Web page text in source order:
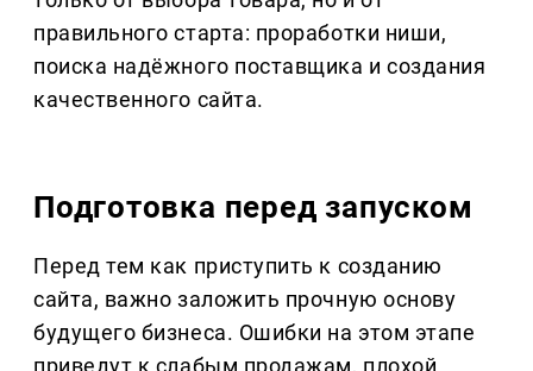
правильного старта: проработки ниши,
поиска надёжного поставщика и создания
качественного сайта.
Подготовка перед запуском
Перед тем как приступить к созданию
сайта, важно заложить прочную основу
будущего бизнеса. Ошибки на этом этапе
приведут к слабым продажам, плохой